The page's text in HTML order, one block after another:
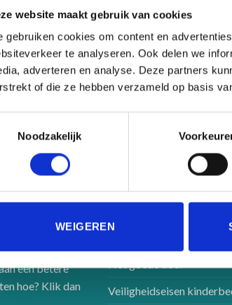
website maakt gebruik van cookies
gebruiken cookies om content en
te analyseren. Ook delen we
adverteren en analyse. Deze partners
of die ze hebben verzameld op basis
Noodzakelijk
WEIGEREN
surf
Wandplankje
€59.00 €
hippe en
die een
een betere
hoe? Klik dan
INFORMATIE
Veiligheidseisen